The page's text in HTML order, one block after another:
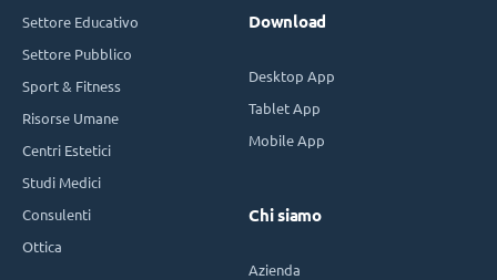
Settore Educativo
Settore Pubblico
Sport & Fitness
Risorse Umane
Centri Estetici
Studi Medici
Consulenti
Ottica
Download
Desktop App
Tablet App
Mobile App
Chi siamo
Azienda